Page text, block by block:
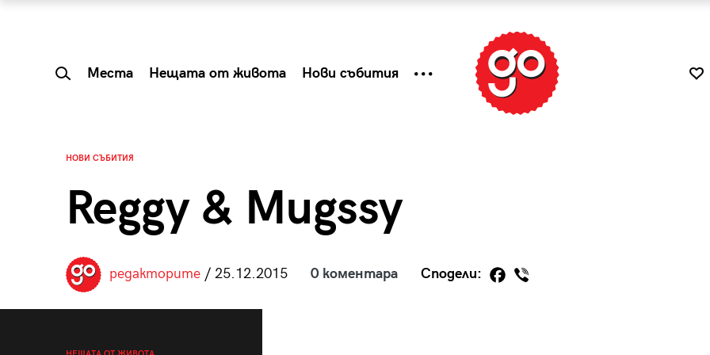
Места Нещата от живота Нови събития
НОВИ СЪБИТИЯ
Reggy & Mugssy
редакторите/ 25.12.2015 0 коментара Сподели: